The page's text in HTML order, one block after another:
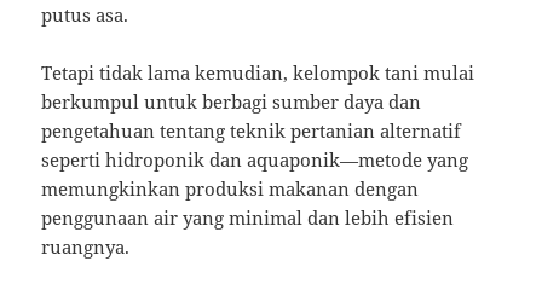
putus asa.
Tetapi tidak lama kemudian, kelompok tani mulai
berkumpul untuk berbagi sumber daya dan
pengetahuan tentang teknik pertanian alternatif
seperti hidroponik dan aquaponik—metode yang
memungkinkan produksi makanan dengan
penggunaan air yang minimal dan lebih efisien
ruangnya.